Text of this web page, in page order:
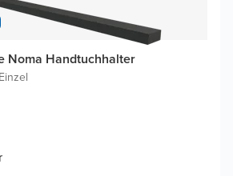
Noma Handtuchhalter
Einzel